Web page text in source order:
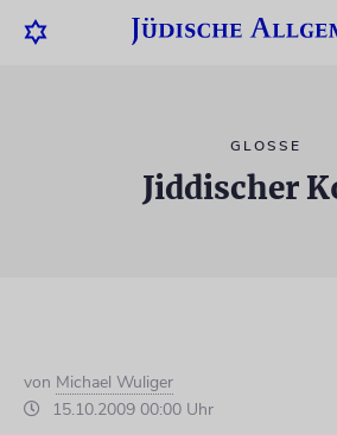
GLOSSE
Jiddischer
von Michael Wuliger
15.10.2009 00:00 Uhr